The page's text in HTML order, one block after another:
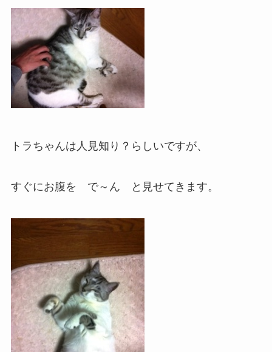
トラちゃんは人見知り？らしいですが、
すぐにお腹を で～ん と見せてきます。